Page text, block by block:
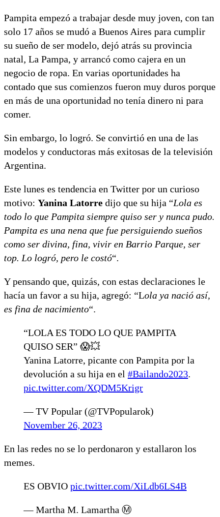
Pampita empezó a trabajar desde muy joven, con tan
solo 17 años se mudó a Buenos Aires para cumplir
su sueño de ser modelo, dejó atrás su provincia
natal, La Pampa, y arrancó como cajera en un
negocio de ropa. En varias oportunidades ha
contado que sus comienzos fueron muy duros porque
en más de una oportunidad no tenía dinero ni para
comer.
Sin embargo, lo logró. Se convirtió en una de las
modelos y conductoras más exitosas de la televisión
Argentina.
Este lunes es tendencia en Twitter por un curioso
motivo: Yanina Latorre dijo que su hija “Lola es
todo lo que Pampita siempre quiso ser y nunca pudo.
Pampita es una nena que fue persiguiendo sueños
como ser divina, fina, vivir en Barrio Parque, ser
top. Lo logró, pero le costó“.
Y pensando que, quizás, con estas declaraciones le
hacía un favor a su hija, agregó: “Lola ya nació así,
es fina de nacimiento“.
“LOLA ES TODO LO QUE PAMPITA
QUISO SER” 😱💥
Yanina Latorre, picante con Pampita por la
devolución a su hija en el #Bailando2023.
pic.twitter.com/XQDM5Krigr
— TV Popular (@TVPopularok)
November 26, 2023
En las redes no se lo perdonaron y estallaron los
memes.
ES OBVIO pic.twitter.com/XiLdb6LS4B
— Martha M. Lamartha Ⓜ️